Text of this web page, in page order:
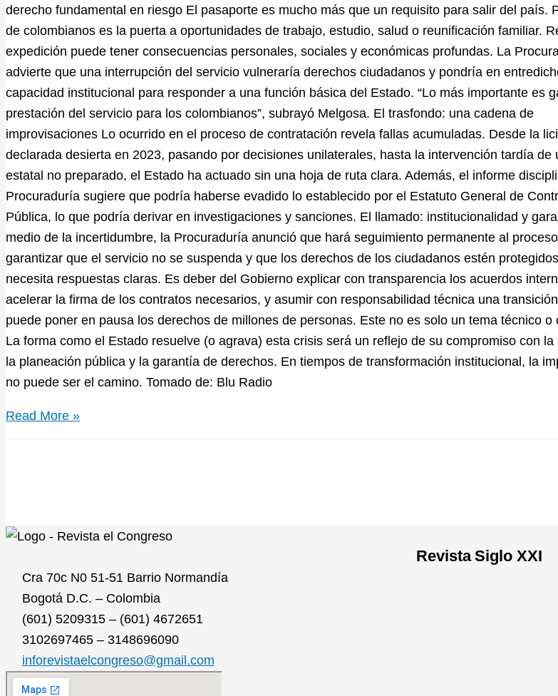
derecho fundamental en riesgo El pasaporte es mucho más que un requisito para salir del país.
de colombianos es la puerta a oportunidades de trabajo, estudio, salud o reunificación familiar.
expedición puede tener consecuencias personales, sociales y económicas profundas. La
advierte que una interrupción del servicio vulneraría derechos ciudadanos y pondría en
capacidad institucional para responder a una función básica del Estado. “Lo más importante es
prestación del servicio para los colombianos”, subrayó Melgosa. El trasfondo: una cadena de
improvisaciones Lo ocurrido en el proceso de contratación revela fallas acumuladas. Desde la
declarada desierta en 2023, pasando por decisiones unilaterales, hasta la intervención tardía de
estatal no preparado, el Estado ha actuado sin una hoja de ruta clara. Además, el informe
Procuraduría sugiere que podría haberse evadido lo establecido por el Estatuto General de
Pública, lo que podría derivar en investigaciones y sanciones. El llamado: institucionalidad y
medio de la incertidumbre, la Procuraduría anunció que hará seguimiento permanente al
garantizar que el servicio no se suspenda y que los derechos de los ciudadanos estén
necesita respuestas claras. Es deber del Gobierno explicar con transparencia los acuerdos
acelerar la firma de los contratos necesarios, y asumir con responsabilidad técnica una
puede poner en pausa los derechos de millones de personas. Este no es solo un tema técnico o
La forma como el Estado resuelve (o agrava) esta crisis será un reflejo de su compromiso con la
la planeación pública y la garantía de derechos. En tiempos de transformación institucional, la
no puede ser el camino. Tomado de: Blu Radio
Read More »
Revista Siglo XXI
Cra 70c N0 51-51 Barrio Normandía
Bogotá D.C. – Colombia
(601) 5209315 – (601) 4672651
3102697465 – 3148696090
inforevistaelcongreso@gmail.com